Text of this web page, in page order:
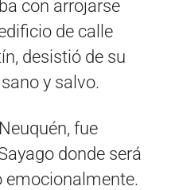
con arrojarse
de calle
desistió de su
y salvo.
fue
donde será
emocionalmente.